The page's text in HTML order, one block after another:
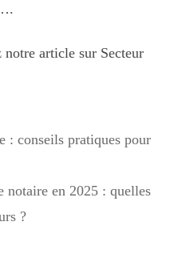
.
notre article sur Secteur
: conseils pratiques pour
notaire en 2025 : quelles
?